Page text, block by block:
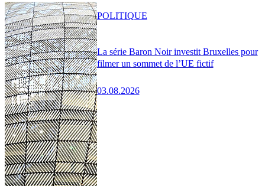
La série Baron Noir investit Bruxelles pour
filmer un sommet de l’UE fictif
03.08.2026
POLITIQUE